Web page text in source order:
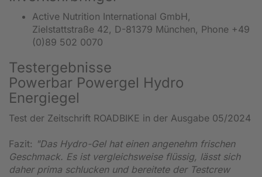
Active Nutrition International GmbH,
Zielstattstraße 42, D-81379 München, Phone +49
(0)89 502 0070
Testergebnisse
Powerbar Powergel Hydro
Energiegel
Test der Zeitschrift ROADBIKE in der Ausgabe 05/2024
Fazit: "Das Hydro-Gel hat einen angenehm frischen
Geschmack. Es ist vergleichsweise flüssig, lässt sich
daher prima schlucken und bereitete der Testcrew